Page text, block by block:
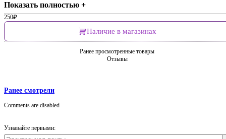
Показать полностью +
250₽
Наличие в магазинах
Ранее просмотренные товары
Отзывы
Ранее смотрели
Comments are disabled
Узнавайте первыми: